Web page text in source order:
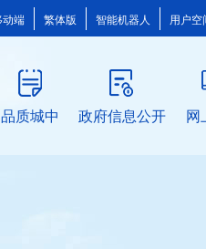
动端 繁体版 智能机器人 用户空
品质城中 政府信息公开 网